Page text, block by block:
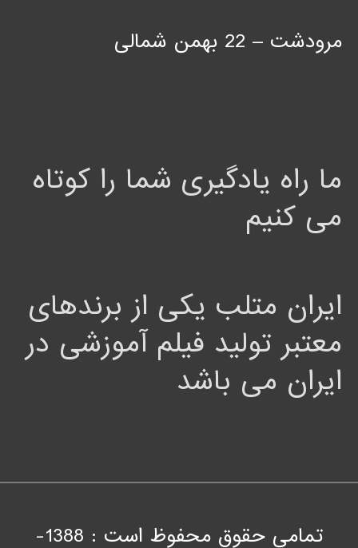
مرودشت – 22 بهمن شمالی
ما راه یادگیری شما را کوتاه
می کنیم
ایران متلب یکی از برندهای
معتبر تولید فیلم آموزشی در
ایران می باشد
تمامی حقوق محفوظ است : 1388-